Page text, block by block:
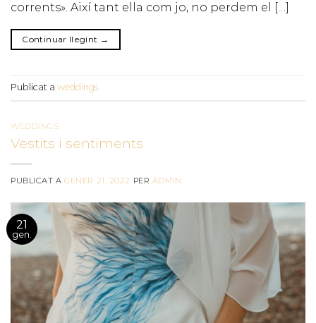
corrents». Així tant ella com jo, no perdem el […]
Continuar llegint →
Publicat a weddings
WEDDINGS
Vestits i sentiments
PUBLICAT AGENER 21, 2022 PER ADMIN
21
gen.